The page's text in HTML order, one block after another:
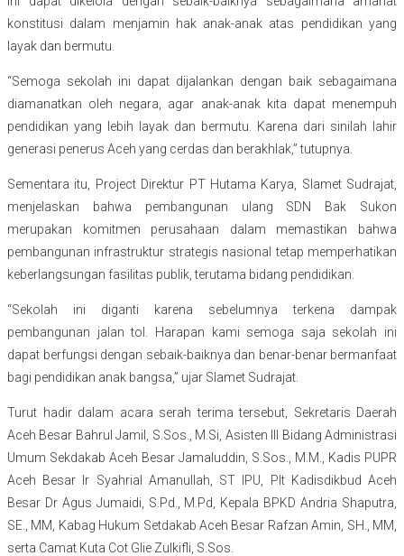
konstitusi dalam menjamin hak anak-anak atas pendidikan yang
layak dan bermutu.
“Semoga sekolah ini dapat dijalankan dengan baik sebagaimana
diamanatkan oleh negara, agar anak-anak kita dapat menempuh
pendidikan yang lebih layak dan bermutu. Karena dari sinilah lahir
generasi penerus Aceh yang cerdas dan berakhlak,” tutupnya.
Sementara itu, Project Direktur PT Hutama Karya, Slamet Sudrajat,
menjelaskan bahwa pembangunan ulang SDN Bak Sukon
merupakan komitmen perusahaan dalam memastikan bahwa
pembangunan infrastruktur strategis nasional tetap memperhatikan
keberlangsungan fasilitas publik, terutama bidang pendidikan.
“Sekolah ini diganti karena sebelumnya terkena dampak
pembangunan jalan tol. Harapan kami semoga saja sekolah ini
dapat berfungsi dengan sebaik-baiknya dan benar-benar bermanfaat
bagi pendidikan anak bangsa,” ujar Slamet Sudrajat.
Turut hadir dalam acara serah terima tersebut, Sekretaris Daerah
Aceh Besar Bahrul Jamil, S.Sos., M.Si, Asisten III Bidang Administrasi
Umum Sekdakab Aceh Besar Jamaluddin, S.Sos., M.M., Kadis PUPR
Aceh Besar Ir Syahrial Amanullah, ST IPU, Plt Kadisdikbud Aceh
Besar Dr Agus Jumaidi, S.Pd., M.Pd, Kepala BPKD Andria Shaputra,
SE., MM, Kabag Hukum Setdakab Aceh Besar Rafzan Amin, SH., MM,
serta Camat Kuta Cot Glie Zulkifli, S.Sos.